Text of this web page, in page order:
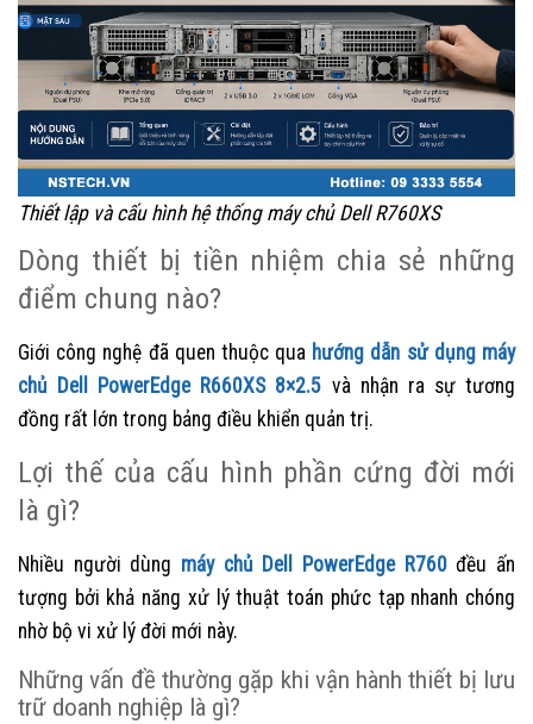
Thiết lập và cấu hình hệ thống máy chủ Dell R760XS
Dòng thiết bị tiền nhiệm chia sẻ những
điểm chung nào?
Giới công nghệ đã quen thuộc qua hướng dẫn sử dụng máy
chủ Dell PowerEdge R660XS 8×2.5 và nhận ra sự tương
đồng rất lớn trong bảng điều khiển quản trị.
Lợi thế của cấu hình phần cứng đời mới
là gì?
Nhiều người dùng máy chủ Dell PowerEdge R760đều ấn
tượng bởi khả năng xử lý thuật toán phức tạp nhanh chóng
nhờ bộ vi xử lý đời mới này.
Những vấn đề thường gặp khi vận hành thiết bị lưu
trữ doanh nghiệp là gì?